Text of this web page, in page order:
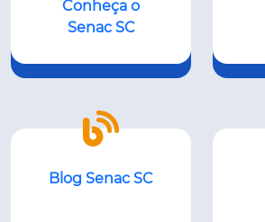
Conheça o
Senac SC
Blog Senac SC